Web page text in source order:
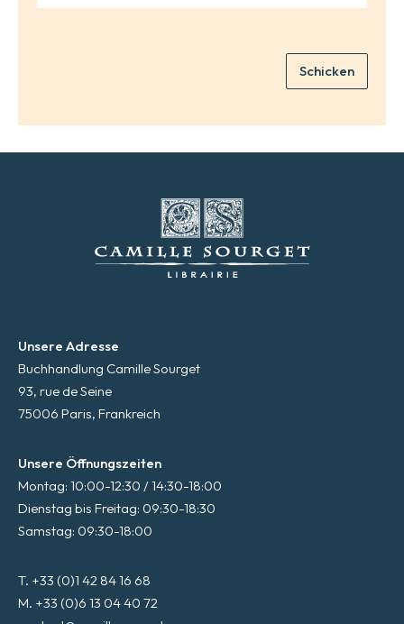
*
Schicken
Unsere Adresse
Buchhandlung Camille Sourget
93, rue de Seine
75006 Paris, Frankreich
Unsere Öffnungszeiten
Montag: 10:00-12:30 / 14:30-18:00
Dienstag bis Freitag: 09:30-18:30
Samstag: 09:30-18:00
T. +33 (0)1 42 84 16 68
M. +33 (0)6 13 04 40 72